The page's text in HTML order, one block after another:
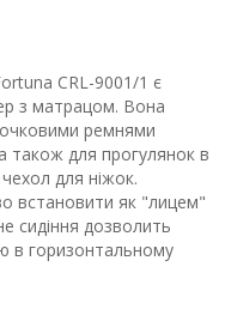
CRL-9001/1 є
з матрацом. Вона
ремнями
також для прогулянок в
для ніжок.
встановити як "лицем"
сидіння дозволить
в горизонтальному